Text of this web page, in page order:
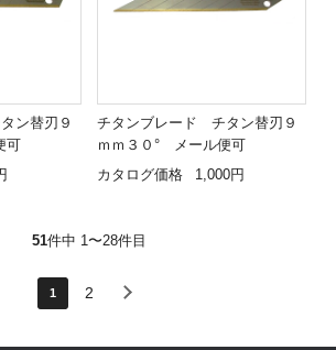
ン替刃９
可
チタンブレード チタン替刃９
ｍｍ３０° メール便可
カタログ価格
1,000円
51件中 1〜28件目
1 2